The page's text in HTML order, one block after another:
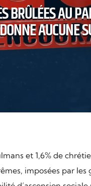
BRÛLÉES AU
AUCUNE
et 1,6% de
imposées par les